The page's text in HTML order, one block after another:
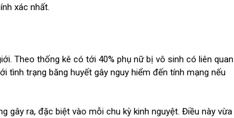
xác nhất.
Theo thống kê có tới 40% phụ nữ bị vô sinh có liên quan
tình trạng băng huyết gây nguy hiểm đến tính mạng nếu
gây ra, đặc biệt vào mỗi chu kỳ kinh nguyệt. Điều này vừa